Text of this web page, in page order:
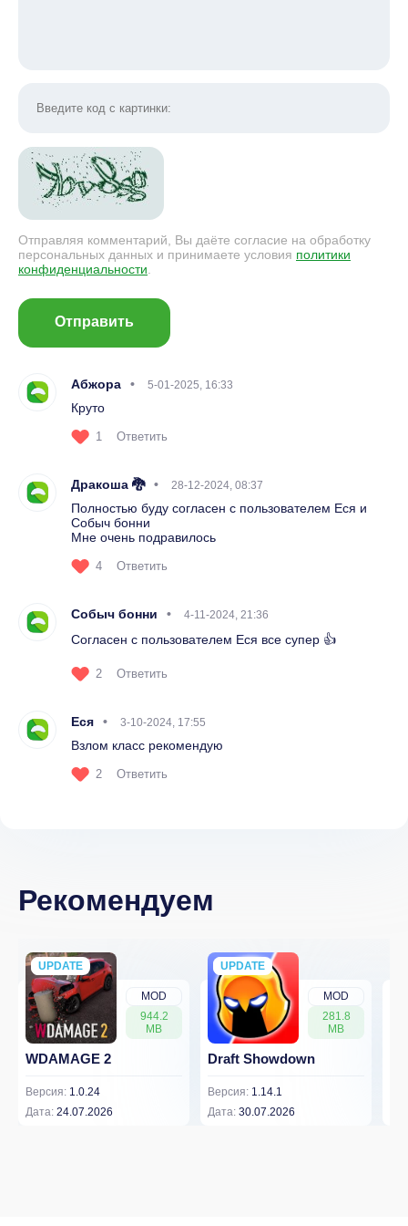
Отправляя комментарий, Вы даёте согласие на обработку
персональных данных и принимаете условия политики
конфиденциальности
Отправить
Абжора 5-01-2025, 16:33
Круто
1 Ответить
Дракоша 🐉 28-12-2024, 08:37
Полностью буду согласен с пользователем Еся и
Собыч бонни
Мне очень подравилось
4 Ответить
Собыч бонни 4-11-2024, 21:36
Согласен с пользователем Еся все супер 👍
2 Ответить
Еся 3-10-2024, 17:55
Взлом класс рекомендую
2 Ответить
Рекомендуем
MOD
944.2
MB
UPDATE
NEW
WDAMAGE 2
Версия: 1.0.24
Дата: 24.07.2026
MOD
281.8
MB
UPDATE
NEW
Draft Showdown
Версия: 1.14.1
Дата: 30.07.2026